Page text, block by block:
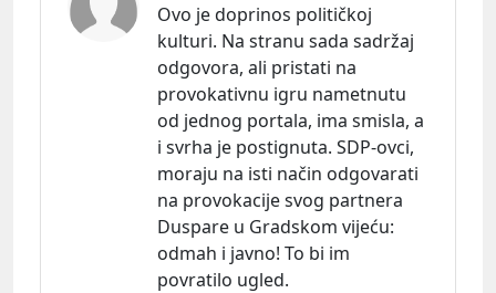
Ovo je doprinos političkoj
kulturi. Na stranu sada sadržaj
odgovora, ali pristati na
provokativnu igru nametnutu
od jednog portala, ima smisla, a
i svrha je postignuta. SDP-ovci,
moraju na isti način odgovarati
na provokacije svog partnera
Duspare u Gradskom vijeću:
odmah i javno! To bi im
povratilo ugled.